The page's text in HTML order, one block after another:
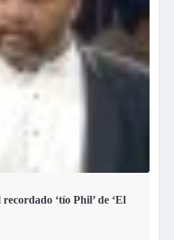
‘tío Phil’ de ‘El